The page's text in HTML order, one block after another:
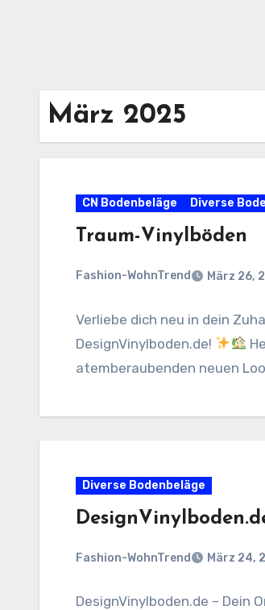
März 2025
CN Bodenbeläge Diverse
Traum-Vinylböden
Fashion-WohnTrend März 26,
Verliebe dich neu in dein
DesignVinylboden.de!
atemberaubenden neuen
Diverse Bodenbeläge
Fashion-WohnTrend März 24,
DesignVinylboden.de – Dein